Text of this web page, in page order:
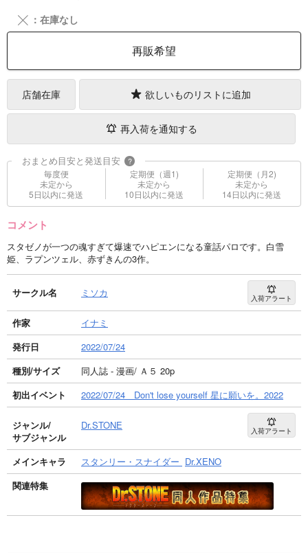
╳ ：在庫なし
再販希望
店舗在庫 欲しいものリストに追加
再入荷を通知する
おまとめ目安と発送目安 ?
毎度便
未定から
5日以内に発送
定期便（週1)
未定から
10日以内に発送
定期便（月2)
未定から
14日以内に発送
コメント
スタゼノが一つの魂すぎて爆速でハピエンになる童話パロです。白雪
姫、ラプンツェル、赤ずきんの3作。
サークル名 ミソカ 入荷アラート
作家
イナミ
発行日
2022/07/24
種別/サイズ
同人誌 - 漫画/ Ａ５ 20p
初出イベント
2022/07/24 Don't lose yourself 星に願いを。2022
ジャンル/
サブジャンル
Dr.STONE 入荷アラート
メインキャラ スタンリー・スナイダー Dr.XENO
関連特集